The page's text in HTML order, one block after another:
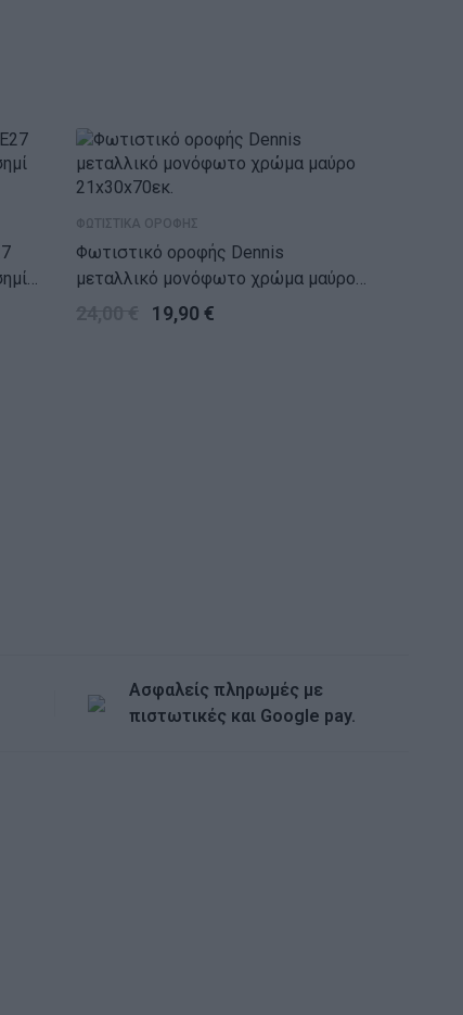
ΦΩΤΙΣΤΙΚΑ ΟΡΟΦΗΣ
Φωτιστικό οροφής Dennis
μεταλλικό μονόφωτο χρώμα μαύρο
21x30x70εκ.19,90 €
Ασφαλείς πληρωμές με
πιστωτικές και Google pay.